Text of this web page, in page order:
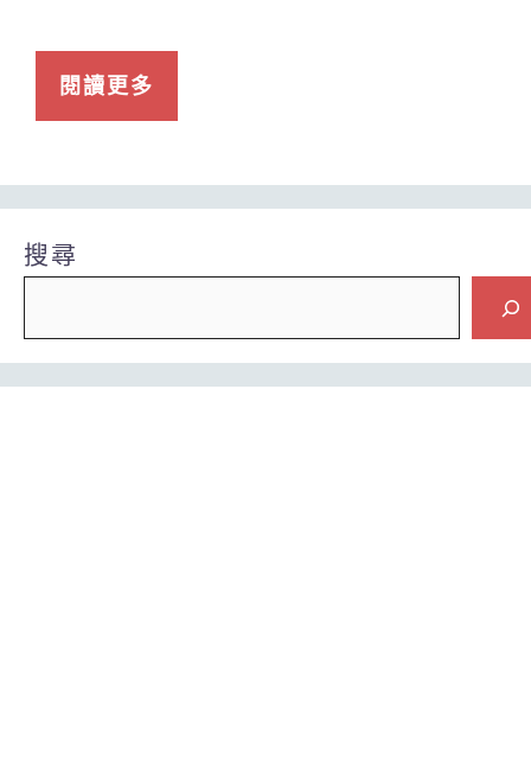
閱讀更多
搜尋